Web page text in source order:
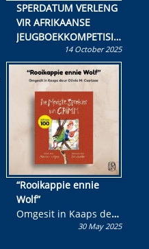
SPERDATUM VERLENG
VIR AFRIKAANSE
JEUGBOEKKOMPETISIE
Skryf ’n jeugboek of
kinderboek en staan ’n
kans om R50 000 te
wen!
14 October 2025
“Rooikappie ennie
Wolf”
Omgesit in Kaaps deur
Olivia M. Coetzee30 May 2025